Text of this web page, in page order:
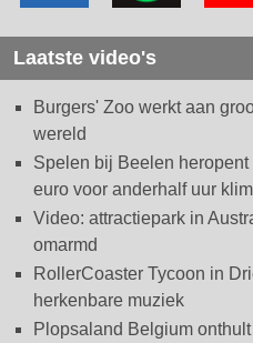
Laatste video's
Burgers' Zoo werkt aan
wereld
Spelen bij Beelen
euro voor anderhalf uur
Video: attractiepark in
omarmd
RollerCoaster Tycoon in
herkenbare muziek
Plopsaland Belgium